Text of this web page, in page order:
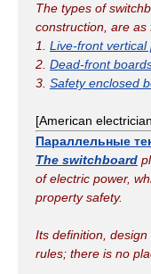
The types of
construction, are as
1. Live-front vertical
2. Dead-front
3. Safety enclosed
[American
Параллельные
The switchboard
of electric power,
property safety.
Its definition,
rules; there is no